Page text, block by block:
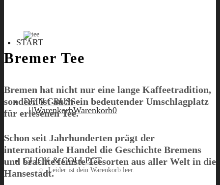
START
DEIN GRUSS
CLICK & COLLECT
WarenkorbWarenkorb0
Leider ist dein Warenkorb leer.
Bremer Tee
Bremen hat nicht nur eine lange Kaffeetradition,
sondern ist auch ein bedeutender Umschlagplatz
für erlesenen Tee.
Schon seit Jahrhunderten prägt der
internationale Handel die Geschichte Bremens
und brachte feinste Teesorten aus aller Welt in die
Hansestadt.